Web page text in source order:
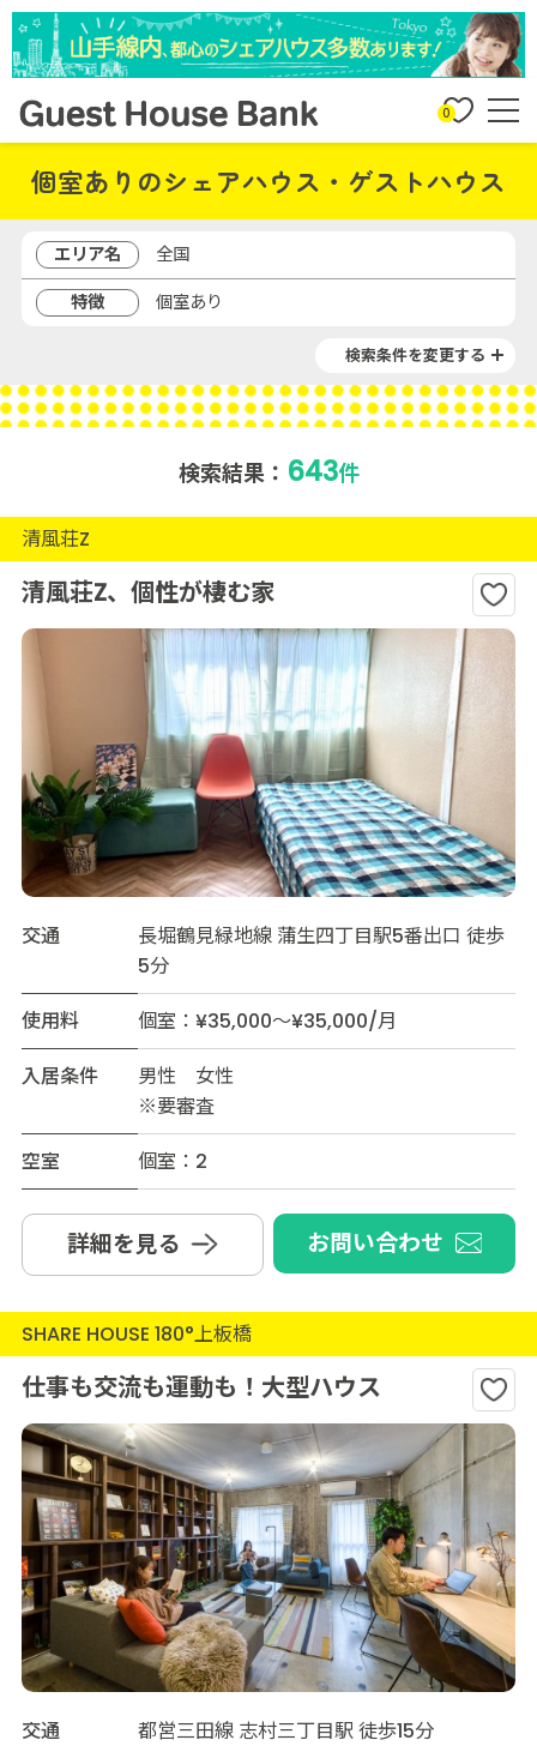
0
個室ありのシェアハウス・ゲストハウス
エリア名
全国
特徴
個室あり
検索条件を変更する
検索結果： 643件
清風荘Z
清風荘Z、個性が棲む家
交通
長堀鶴見緑地線 蒲生四丁目駅5番出口 徒歩
5分
使用料
個室：¥35,000～¥35,000/月
入居条件
男性 女性
※要審査
空室
個室：2
詳細を見る お問い合わせ
SHARE HOUSE 180°上板橋
仕事も交流も運動も！大型ハウス
交通
都営三田線 志村三丁目駅 徒歩15分